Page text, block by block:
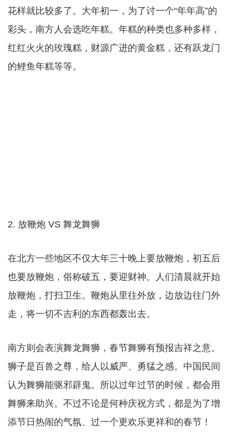
花样就比较多了。大年初一，为了讨一个“年年高”的
彩头，南方人会选吃年糕。年糕的种类也多种多样，
红红火火的玫瑰糕，财源广进的黄金糕，还有跃龙门
的鲤鱼年糕等等。
2. 放鞭炮 VS 舞龙舞狮
在北方一些地区不仅大年三十晚上要放鞭炮，初五后
也要放鞭炮，俗称破五，要迎财神。人们清晨就开始
放鞭炮，打扫卫生。鞭炮从里往外放，边放边往门外
走，将一切不吉利的东西都轰出去。
南方则会表演舞龙舞狮，春节舞狮有预报吉祥之意。
狮子是百兽之尊，给人以威严、勇猛之感。中国民间
认为舞狮能驱邪辟鬼。所以过年过节的时候，都会用
舞狮来助兴。不过不论是何种庆祝方式，都是为了增
添节日热闹的气氛、过一个更欢乐更祥和的春节！